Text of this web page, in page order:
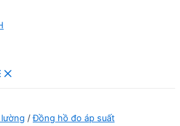
/Đồng hồ đo áp suất